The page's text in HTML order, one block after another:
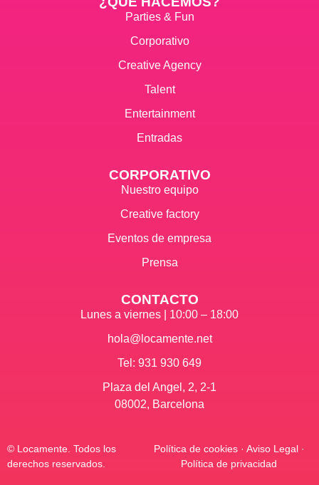
Parties & Fun
Corporativo
Creative Agency
Talent
Entertainment
Entradas
CORPORATIVO
Nuestro equipo
Creative factory
Eventos de empresa
Prensa
CONTACTO
Lunes a viernes | 10:00 – 18:00
hola@locamente.net
Tel: 931 930 649
Plaza del Angel, 2, 2-1
08002, Barcelona
© Locamente. Todos los
derechos reservados.
Política de cookies· Aviso Legal·
Política de privacidad